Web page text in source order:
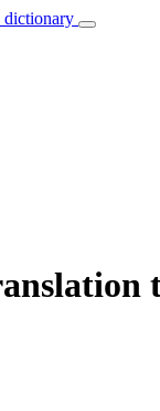
dictionary